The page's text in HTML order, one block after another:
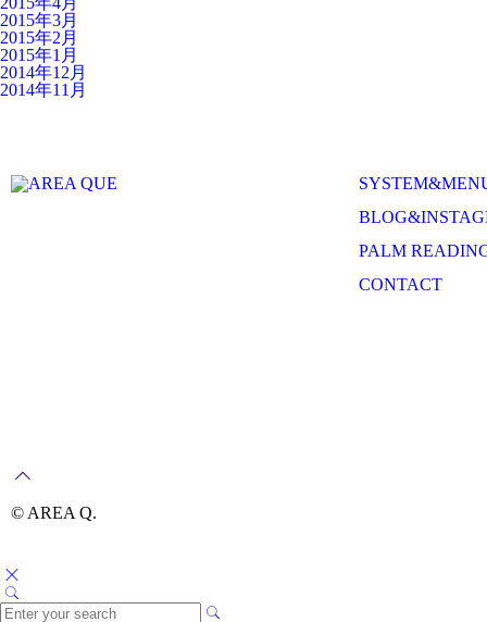
2015年3月
2015年2月
2015年1月
2014年12月
2014年11月
PALM
CONTACT
© AREA Q.